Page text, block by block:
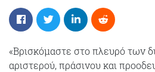
«Βρισκόμαστε στο πλευρό των
αριστερού, πράσινου και